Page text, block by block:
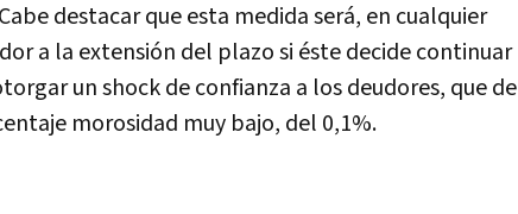
destacar que esta medida será, en cualquier
a la extensión del plazo si éste decide continuar
un shock de confianza a los deudores, que de
morosidad muy bajo, del 0,1%.